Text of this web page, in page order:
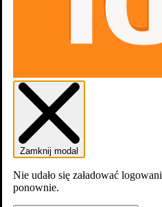
Zdjęcia
Zamknij modal
Nie udało się załadować
ponownie.